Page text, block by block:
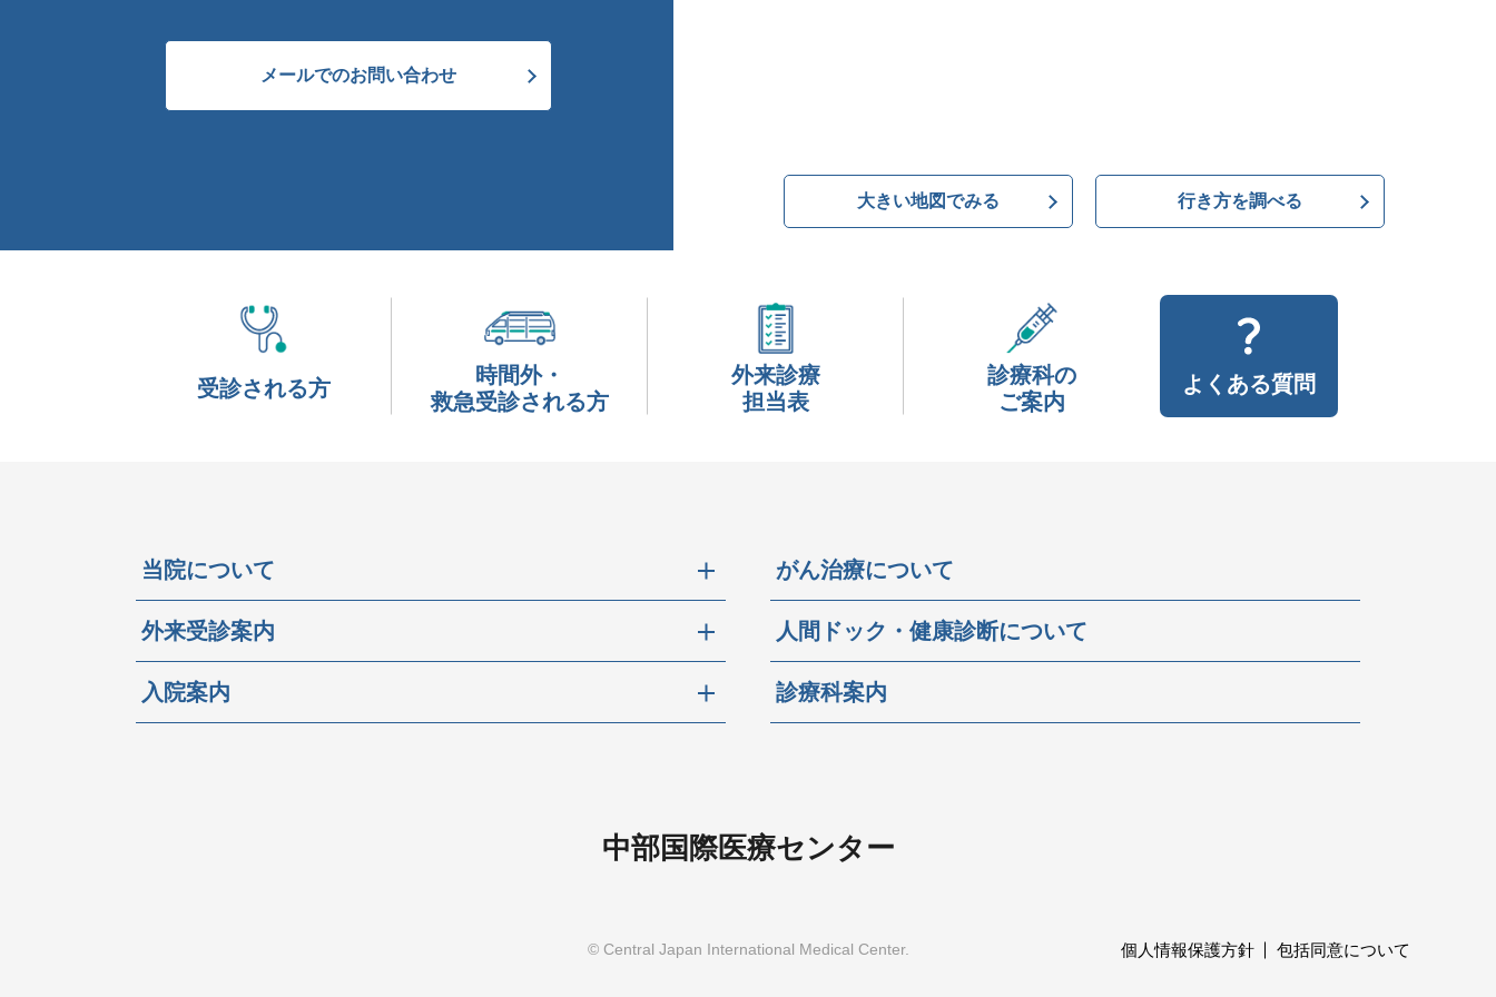
大きい地図でみる 行き方を調べる
メールでのお問い合わせ
受診される方
時間外・
救急受診される方
外来診療
担当表
診療科の
ご案内
よくある質問
当院について
外来受診案内
入院案内
がん治療について
人間ドック・健康診断について
診療科案内
中部国際医療センター
© Central Japan International Medical Center. 個人情報保護方針 包括同意について